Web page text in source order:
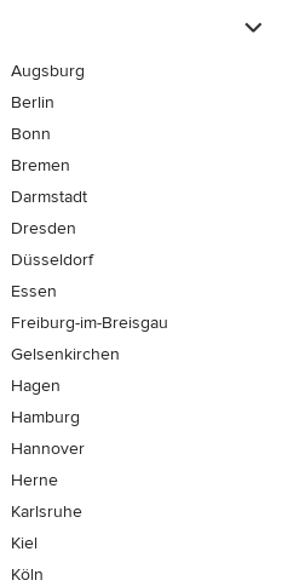
Augsburg
Berlin
Bonn
Bremen
Darmstadt
Dresden
Düsseldorf
Essen
Freiburg-im-Breisgau
Gelsenkirchen
Hagen
Hamburg
Hannover
Herne
Karlsruhe
Kiel
Köln